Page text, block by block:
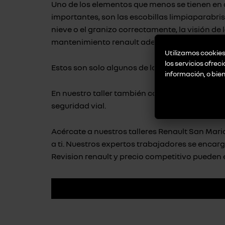
Uno de los elementos que menos se tienen
importantes, son las escobillas
nieve o el granizo correctamente, la visión
mantenimiento renault adecuado tiene que
Estos son solo algunos de los puntos que
En nuestro taller también contribuimos a
seguridad vial.
Acércate a nuestros talleres Renault San
a ti. Nuestros expertos trabajadores se
Revision renault y precio competitivo
Utilizamos
los servicios
información, o